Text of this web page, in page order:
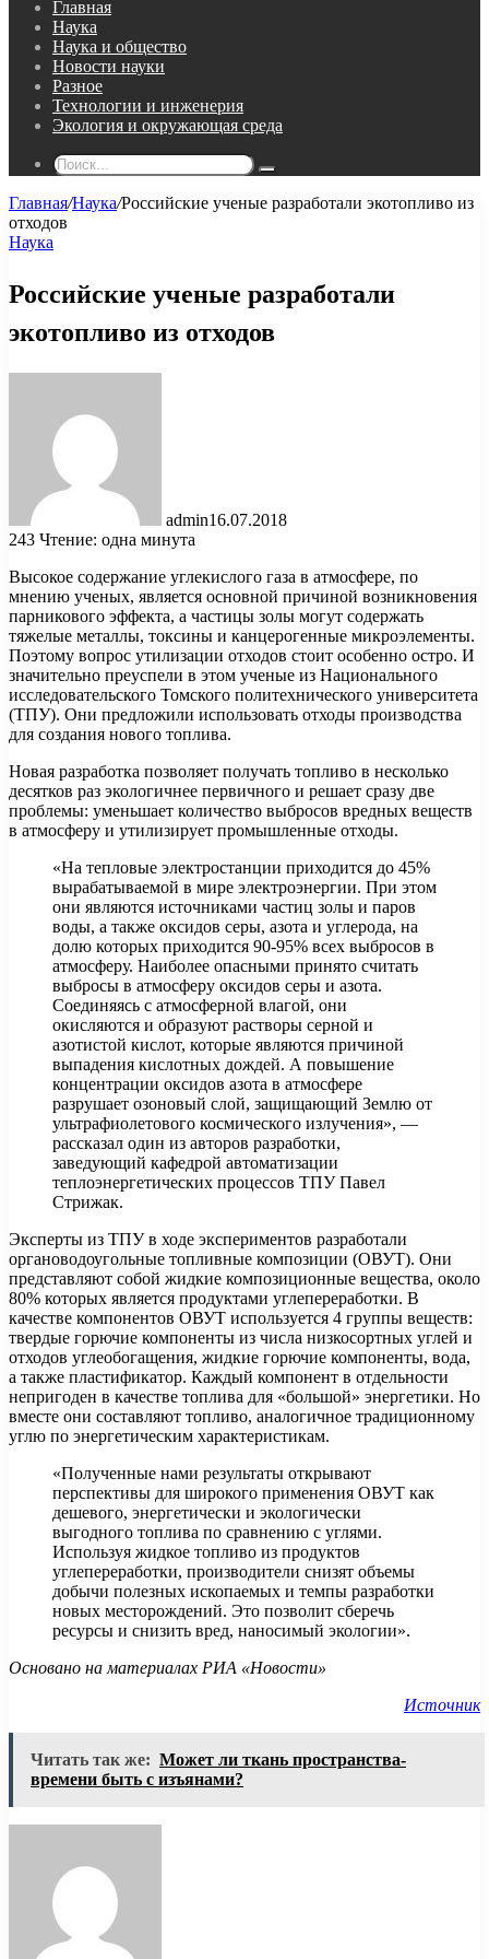
Главная
Наука
Наука и общество
Новости науки
Разное
Технологии и инженерия
Экология и окружающая среда
Поиск...
Главная/Наука/Российские ученые разработали экотопливо из
отходов
Наука
Российские ученые разработали
экотопливо из отходов
admin16.07.2018
243 Чтение: одна минута
Высокое содержание углекислого газа в атмосфере, по
мнению ученых, является основной причиной возникновения
парникового эффекта, а частицы золы могут содержать
тяжелые металлы, токсины и канцерогенные микроэлементы.
Поэтому вопрос утилизации отходов стоит особенно остро. И
значительно преуспели в этом ученые из Национального
исследовательского Томского политехнического университета
(ТПУ). Они предложили использовать отходы производства
для создания нового топлива.
Новая разработка позволяет получать топливо в несколько
десятков раз экологичнее первичного и решает сразу две
проблемы: уменьшает количество выбросов вредных веществ
в атмосферу и утилизирует промышленные отходы.
«На тепловые электростанции приходится до 45%
вырабатываемой в мире электроэнергии. При этом
они являются источниками частиц золы и паров
воды, а также оксидов серы, азота и углерода, на
долю которых приходится 90-95% всех выбросов в
атмосферу. Наиболее опасными принято считать
выбросы в атмосферу оксидов серы и азота.
Соединяясь с атмосферной влагой, они
окисляются и образуют растворы серной и
азотистой кислот, которые являются причиной
выпадения кислотных дождей. А повышение
концентрации оксидов азота в атмосфере
разрушает озоновый слой, защищающий Землю от
ультрафиолетового космического излучения», —
рассказал один из авторов разработки,
заведующий кафедрой автоматизации
теплоэнергетических процессов ТПУ Павел
Стрижак.
Эксперты из ТПУ в ходе экспериментов разработали
органоводоугольные топливные композиции (ОВУТ). Они
представляют собой жидкие композиционные вещества, около
80% которых является продуктами углепереработки. В
качестве компонентов ОВУТ используется 4 группы веществ:
твердые горючие компоненты из числа низкосортных углей и
отходов углеобогащения, жидкие горючие компоненты, вода,
а также пластификатор. Каждый компонент в отдельности
непригоден в качестве топлива для «большой» энергетики. Но
вместе они составляют топливо, аналогичное традиционному
углю по энергетическим характеристикам.
«Полученные нами результаты открывают
перспективы для широкого применения ОВУТ как
дешевого, энергетически и экологически
выгодного топлива по сравнению с углями.
Используя жидкое топливо из продуктов
углепереработки, производители снизят объемы
добычи полезных ископаемых и темпы разработки
новых месторождений. Это позволит сберечь
ресурсы и снизить вред, наносимый экологии».
Основано на материалах РИА «Новости»
Источник
Читать так же: Может ли ткань пространства-
времени быть с изъянами?